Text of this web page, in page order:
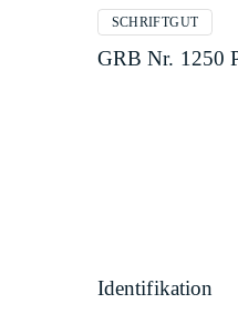
SCHRIFTGUT
GRB Nr. 1250
Identifikation